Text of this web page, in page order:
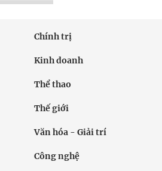
Chính trị
Kinh doanh
Thể thao
Thế giới
Văn hóa - Giải trí
Công nghệ